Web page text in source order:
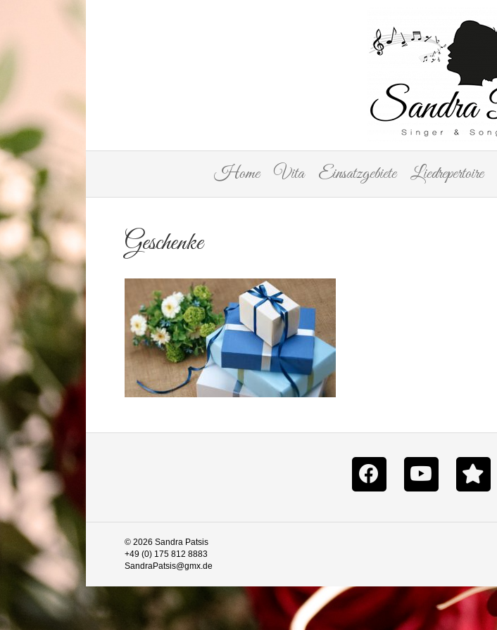
Home Vita Einsatzgebiete Liedrepertoire
Geschenke
© 2026 Sandra Patsis
+49 (0) 175 812 8883
SandraPatsis@gmx.de